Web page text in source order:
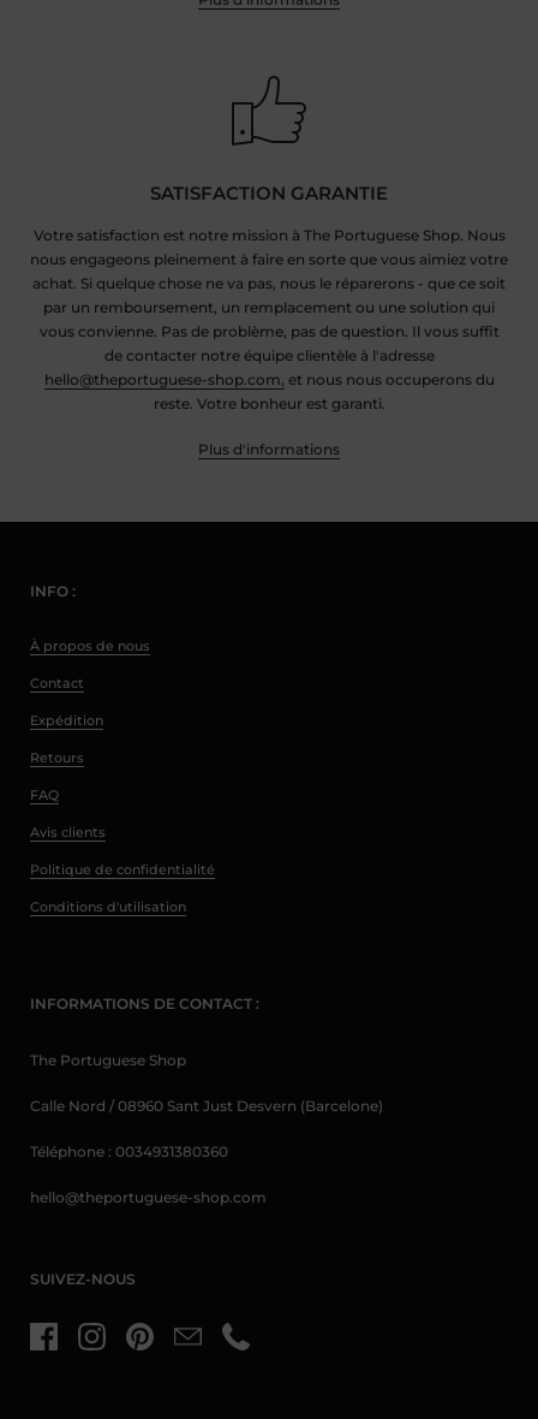
SATISFACTION GARANTIE
Votre satisfaction est notre mission à The Portuguese Shop. Nous
nous engageons pleinement à faire en sorte que vous aimiez votre
achat. Si quelque chose ne va pas, nous le réparerons - que ce soit
par un remboursement, un remplacement ou une solution qui
vous convienne. Pas de problème, pas de question. Il vous suffit
de contacter notre équipe clientèle à l'adresse
hello@theportuguese-shop.com, et nous nous occuperons du
reste. Votre bonheur est garanti.
Plus d'informations
INFO :
À propos de nous
Contact
Expédition
Retours
FAQ
Avis clients
Politique de confidentialité
Conditions d'utilisation
INFORMATIONS DE CONTACT :
The Portuguese Shop
Calle Nord / 08960 Sant Just Desvern (Barcelone)
Téléphone : 0034931380360
hello@theportuguese-shop.com
SUIVEZ-NOUS
FacebookInstagramPinterestCourriel :Téléphone